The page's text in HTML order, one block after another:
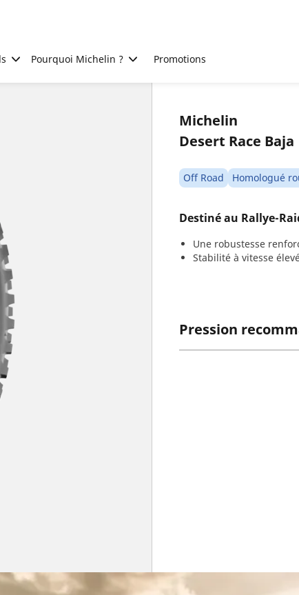
Pourquoi Michelin ? Promotions
Michelin
Desert Race Baja
Off Road Homologué
Destiné au Rallye-
Une robustesse
Stabilité à vitesse
Pression